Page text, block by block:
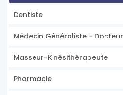
Dentiste
Médecin Généraliste - Docteur
Masseur-Kinésithérapeute
Pharmacie